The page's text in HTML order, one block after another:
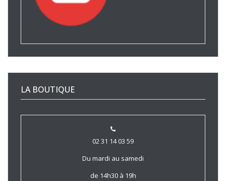
LA BOUTIQUE
02 31 14 03 59
Du mardi au samedi
de 14h30 à 19h